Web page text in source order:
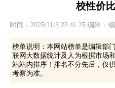
校性价
时间：2025/11/3 23:41:25 编辑：
榜单说明：本网站榜单是编辑部
联网大数据统计及人为根据市场
站站内排序！排名不分先后，仅
考察为准。